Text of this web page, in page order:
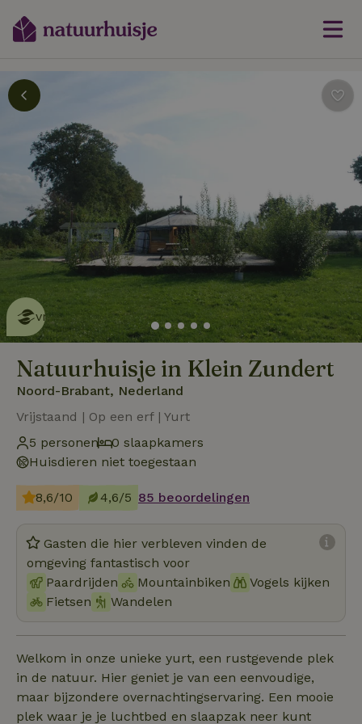
Dit natuurhuisje is eco-
vriendelijk
lees meer
Natuurhuisje in Klein Zundert
Noord-Brabant, Nederland
Vrijstaand | Op een erf | Yurt
5 personen
0 slaapkamers
Huisdieren niet toegestaan
8,6/10 4,6/5 85 beoordelingen
Gasten die hier verbleven vinden de
omgeving fantastisch voor
Paardrijden
Mountainbiken
Vogels kijken
Fietsen
Wandelen
Welkom in onze unieke yurt, een rustgevende plek
in de natuur. Hier geniet je van een eenvoudige,
maar bijzondere overnachtingservaring. Een mooie
plek waar je je luchtbed en slaapzak neer kunt